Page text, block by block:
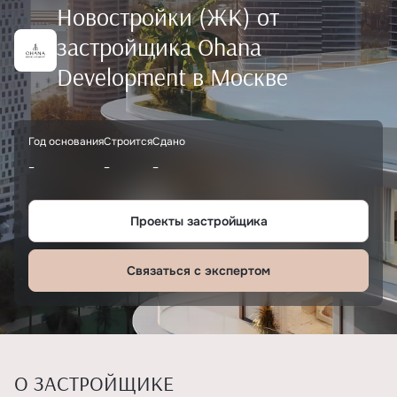
Новостройки (ЖК) от
застройщика Ohana
Development в Москве
Год основания
-
Строится
-
Сдано
-
Проекты застройщика
Связаться с экспертом
О ЗАСТРОЙЩИКЕ